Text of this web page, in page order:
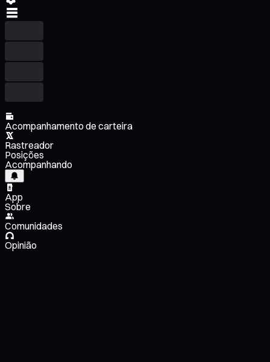
Acompanhamento de carteira
Rastreador
Posições
Acompanhando
App
Sobre
Comunidades
Opinião